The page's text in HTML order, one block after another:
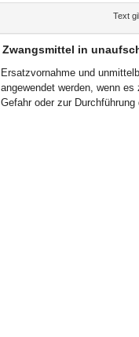
Text
Zwangsmittel in
Ersatzvornahme und
angewendet werden, wenn
Gefahr oder zur